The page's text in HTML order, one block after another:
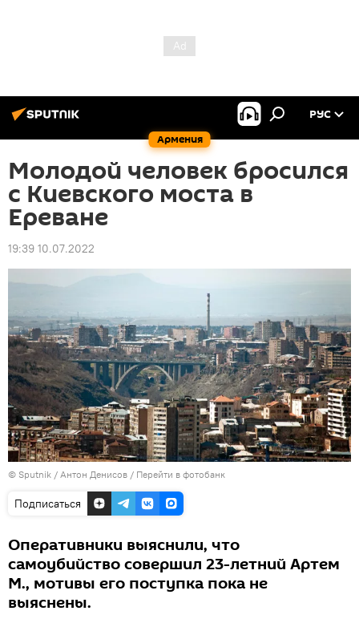
Армения
РУС
Молодой человек бросился
с Киевского моста в
Ереване
19:39 10.07.2022
© Sputnik / Антон Денисов / Перейти в фотобанк
Подписаться
Оперативники выяснили, что
самоубийство совершил 23-летний Артем
М., мотивы его поступка пока не
выяснены.